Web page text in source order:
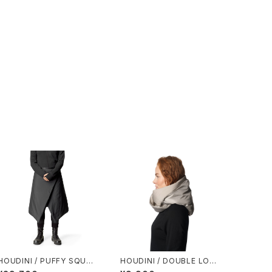
/ PUFFY SQUAR
HOUDINI / DOUBLE LOO
P